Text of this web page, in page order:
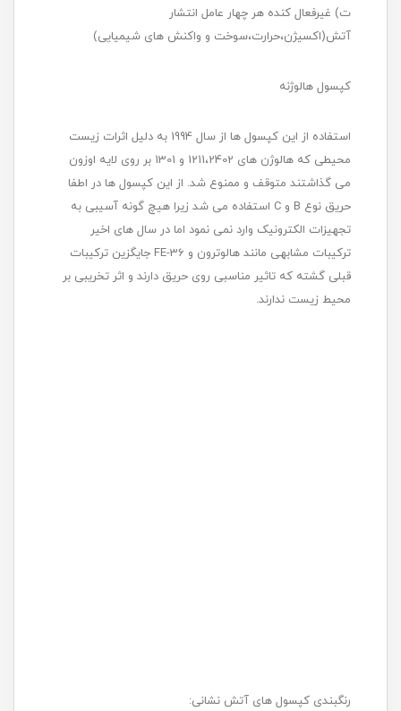
ت) غیرفعال کنده هر چهار عامل انتشار
آتش(اکسیژن،حرارت،سوخت و واکنش های شیمیایی)
کپسول هالوژنه
استفاده از این کپسول ها از سال 1994 به دلیل اثرات زیست
محیطی که هالوژن های 1211،2402 و 1301 بر روی لایه اوزون
می گذاشتند متوقف و ممنوع شد. از این کپسول ها در اطفا
حریق نوع B و C استفاده می شد زیرا هیچ گونه آسیبی به
تجهیزات الکترونیک وارد نمی نمود اما در سال های اخیر
ترکیبات مشابهی مانند هالوترون و FE-36 جایگزین ترکیبات
قبلی گشته که تاثیر مناسبی روی حریق دارند و اثر تخریبی بر
محیط زیست ندارند.
رنگبندی کپسول های آتش نشانی: